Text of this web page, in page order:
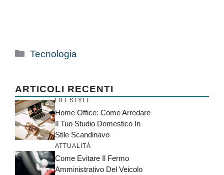
Categorie
Tecnologia
ARTICOLI RECENTI
LIFESTYLE
Home Office: Come Arredare
Il Tuo Studio Domestico In
Stile Scandinavo
ATTUALITÀ
Come Evitare Il Fermo
Amministrativo Del Veicolo